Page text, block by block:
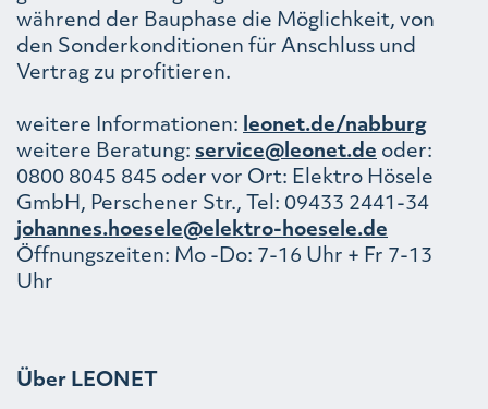
während der Bauphase die Möglichkeit, von
den Sonderkonditionen für Anschluss und
Vertrag zu profitieren.
weitere Informationen: leonet.de/nabburg
weitere Beratung: service@leonet.de oder:
0800 8045 845 oder vor Ort: Elektro Hösele
GmbH, Perschener Str., Tel: 09433 2441-34
johannes.hoesele@elektro-hoesele.de
Öffnungszeiten: Mo -Do: 7-16 Uhr + Fr 7-13
Uhr
Über LEONET